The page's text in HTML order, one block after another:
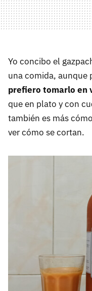
Yo concibo el
una comida, aunque
prefiero tomarlo en
que en plato y con
también es más
ver cómo se cortan.